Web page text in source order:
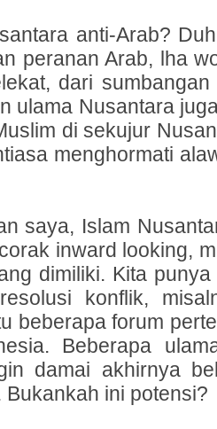
anti-Arab?
peranan Arab, lha
dari
ulama Nusantara
di sekujur
menghormati
saya, Islam
inward looking,
dimiliki. Kita
konflik,
beberapa forum
Beberapa
damai akhirnya
ini potensi?